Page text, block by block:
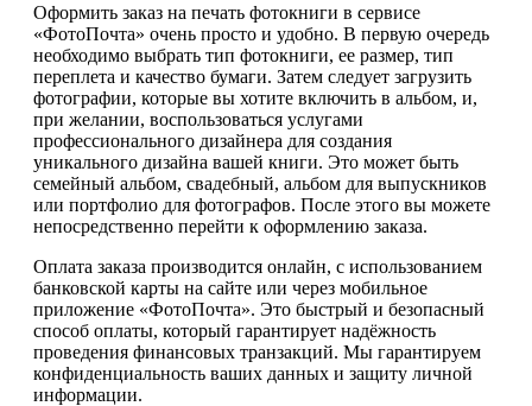
Оформить заказ на печать фотокниги в сервисе
«ФотоПочта» очень просто и удобно. В первую очередь
необходимо выбрать тип фотокниги, ее размер, тип
переплета и качество бумаги. Затем следует загрузить
фотографии, которые вы хотите включить в альбом, и,
при желании, воспользоваться услугами
профессионального дизайнера для создания
уникального дизайна вашей книги. Это может быть
семейный альбом, свадебный, альбом для выпускников
или портфолио для фотографов. После этого вы можете
непосредственно перейти к оформлению заказа.
Оплата заказа производится онлайн, с использованием
банковской карты на сайте или через мобильное
приложение «ФотоПочта». Это быстрый и безопасный
способ оплаты, который гарантирует надёжность
проведения финансовых транзакций. Мы гарантируем
конфиденциальность ваших данных и защиту личной
информации.